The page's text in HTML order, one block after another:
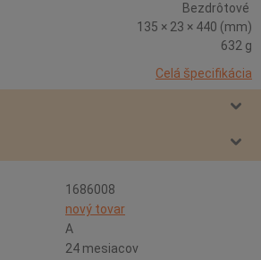
Bezdrôtové
135 × 23 × 440 (mm)
632 g
Celá špecifikácia
1686008
nový tovar
A
24 mesiacov